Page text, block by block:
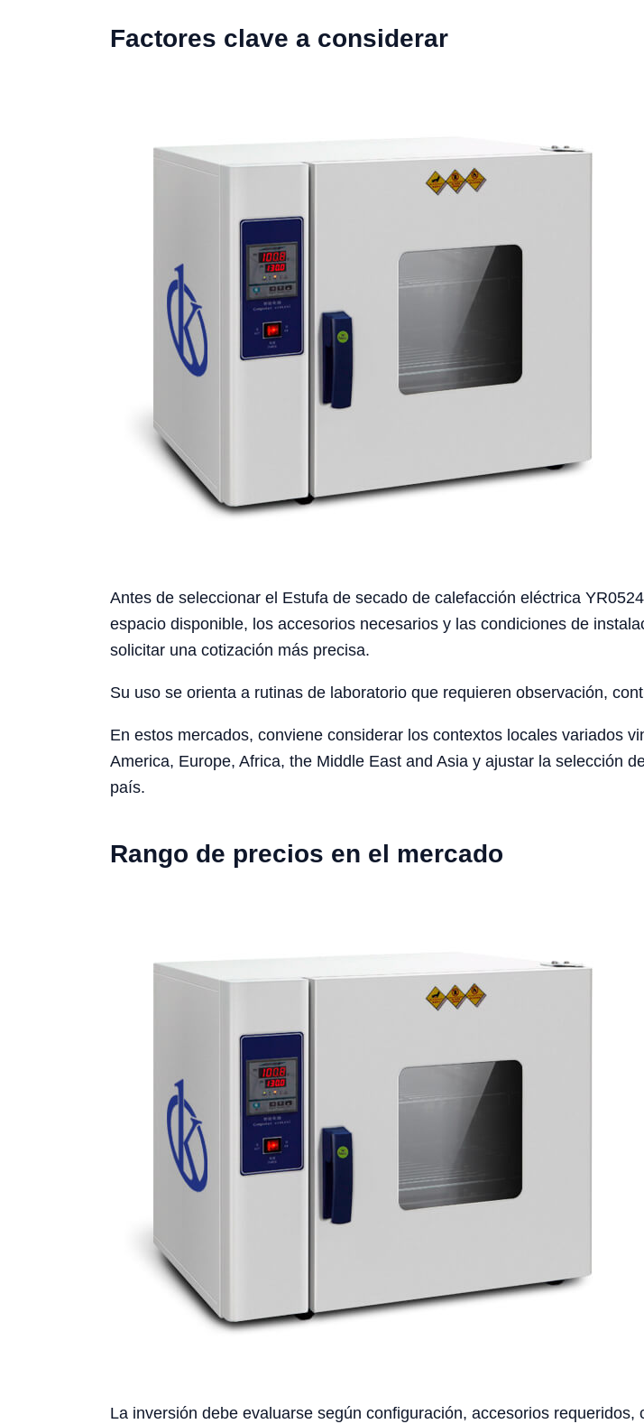
Factores clave a considerar
Antes de seleccionar el Estufa de secado de calefacción eléctrica
espacio disponible, los accesorios necesarios y las condiciones de
solicitar una cotización más precisa.
Su uso se orienta a rutinas de laboratorio que requieren observación,
En estos mercados, conviene considerar los contextos locales variados
America, Europe, Africa, the Middle East and Asia y ajustar la selección
país.
Rango de precios en el mercado
La inversión debe evaluarse según configuración, accesorios